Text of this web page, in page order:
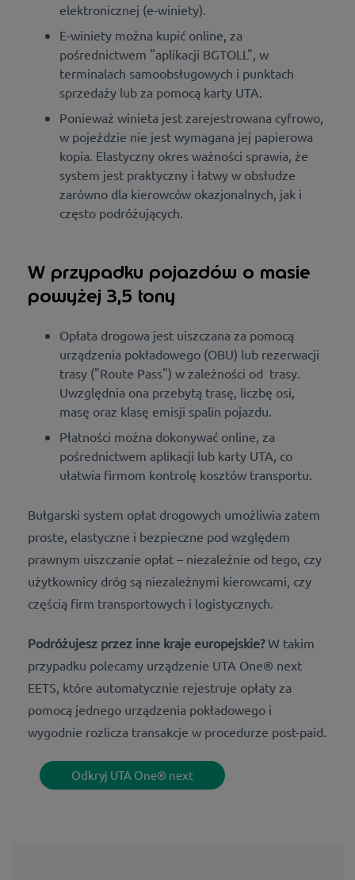
elektronicznej (e-winiety).
E-winiety można kupić online, za
pośrednictwem "aplikacji BGTOLL", w
terminalach samoobsługowych i punktach
sprzedaży lub za pomocą karty UTA.
Ponieważ winieta jest zarejestrowana cyfrowo,
w pojeździe nie jest wymagana jej papierowa
kopia. Elastyczny okres ważności sprawia, że
system jest praktyczny i łatwy w obsłudze
zarówno dla kierowców okazjonalnych, jak i
często podróżujących.
W przypadku pojazdów o masie
powyżej 3,5 tony
Opłata drogowa jest uiszczana za pomocą
urządzenia pokładowego (OBU) lub rezerwacji
trasy ("Route Pass") w zależności od trasy.
Uwzględnia ona przebytą trasę, liczbę osi,
masę oraz klasę emisji spalin pojazdu.
Płatności można dokonywać online, za
pośrednictwem aplikacji lub karty UTA, co
ułatwia firmom kontrolę kosztów transportu.
Bułgarski system opłat drogowych umożliwia zatem
proste, elastyczne i bezpieczne pod względem
prawnym uiszczanie opłat – niezależnie od tego, czy
użytkownicy dróg są niezależnymi kierowcami, czy
częścią firm transportowych i logistycznych.
Podróżujesz przez inne kraje europejskie?W takim
przypadku polecamy urządzenie UTA One® next
EETS, które automatycznie rejestruje opłaty za
pomocą jednego urządzenia pokładowego i
wygodnie rozlicza transakcje w procedurze post-paid.
Odkryj UTA One® next